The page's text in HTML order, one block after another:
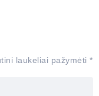
laukeliai pažymėti *